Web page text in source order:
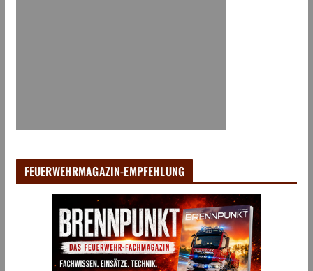
FEUERWEHRMAGAZIN-EMPFEHLUNG